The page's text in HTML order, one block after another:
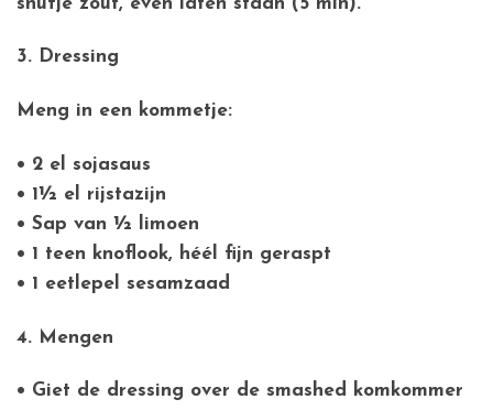
3. Dressing
Meng in een kommetje:
• 2 el sojasaus
• 1½ el rijstazijn
• Sap van ½ limoen
• 1 teen knoflook, héél fijn geraspt
• 1 eetlepel sesamzaad
4. Mengen
• Giet de dressing over de smashed komkommer